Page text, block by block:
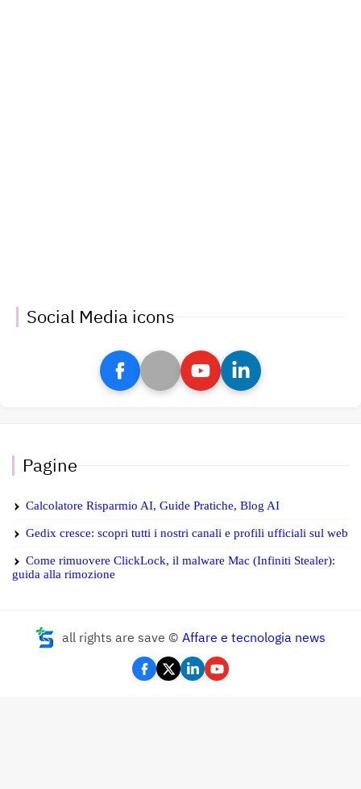
Social Media icons
Pagine
Calcolatore Risparmio AI, Guide Pratiche, Blog AI
Gedix cresce: scopri tutti i nostri canali e profili ufficiali sul web
Come rimuovere ClickLock, il malware Mac (Infiniti Stealer):
guida alla rimozione
all rights are save © Affare e tecnologia news